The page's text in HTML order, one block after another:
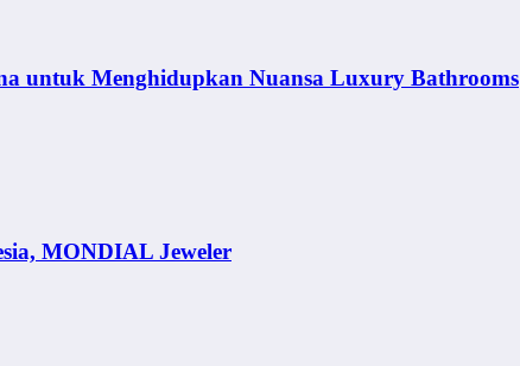
untuk Menghidupkan Nuansa Luxury Bathrooms
MONDIAL Jeweler